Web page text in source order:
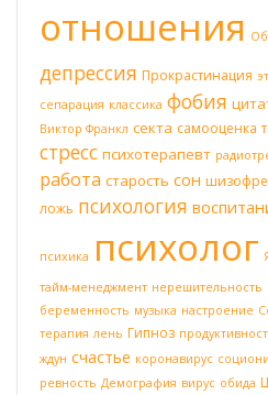
отношения
депрессия Прокрастинация
сепарация классика фобия
Виктор Франкл секта самооценка
стресс психотерапевт
работа старость сон
ложь психология
психика психолог
тайм-менеджмент нерешительность
беременность музыка настроение
терапия лень Гипноз
ждун счастье коронавирус
ревность Демография вирус обида